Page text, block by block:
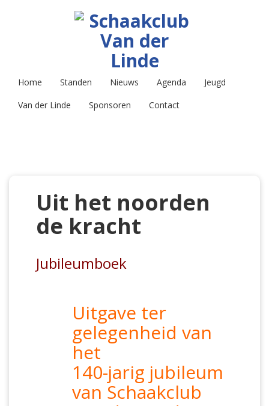
Home Standen Nieuws Agenda
Jeugd
Van der Linde
Sponsoren Contact
Uit het noorden
de kracht
Jubileumboek
Uitgave ter
gelegenheid van
het
140-jarig jubileum
van Schaakclub